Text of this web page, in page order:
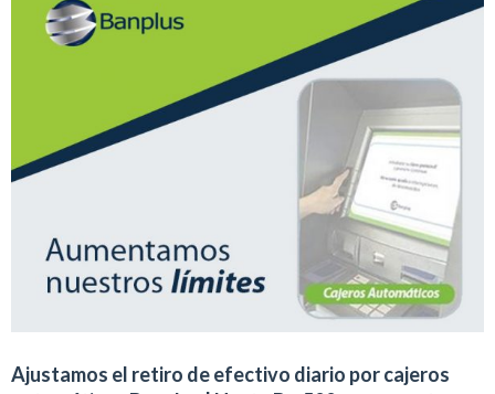
Ajustamos el retiro de efectivo diario por cajeros